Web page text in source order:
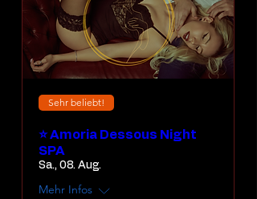
Sehr beliebt!
⭐ Amoria Dessous Night
SPA
Sa., 08. Aug.
Mehr Infos